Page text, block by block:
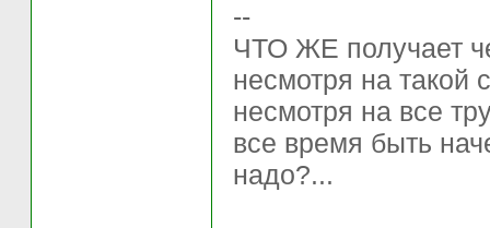
--
ЧТО ЖЕ получает
несмотря на такой
несмотря на все
все время быть
надо?...